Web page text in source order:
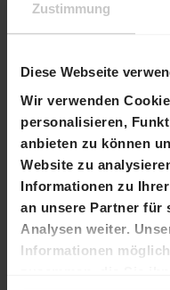
Zustimmung
Diese Webseite
Wir verwenden
personalisieren,
anbieten zu können
Website zu
Informationen zu
an unsere Partner für
Analysen weiter.
Informationen
Weiterlesen